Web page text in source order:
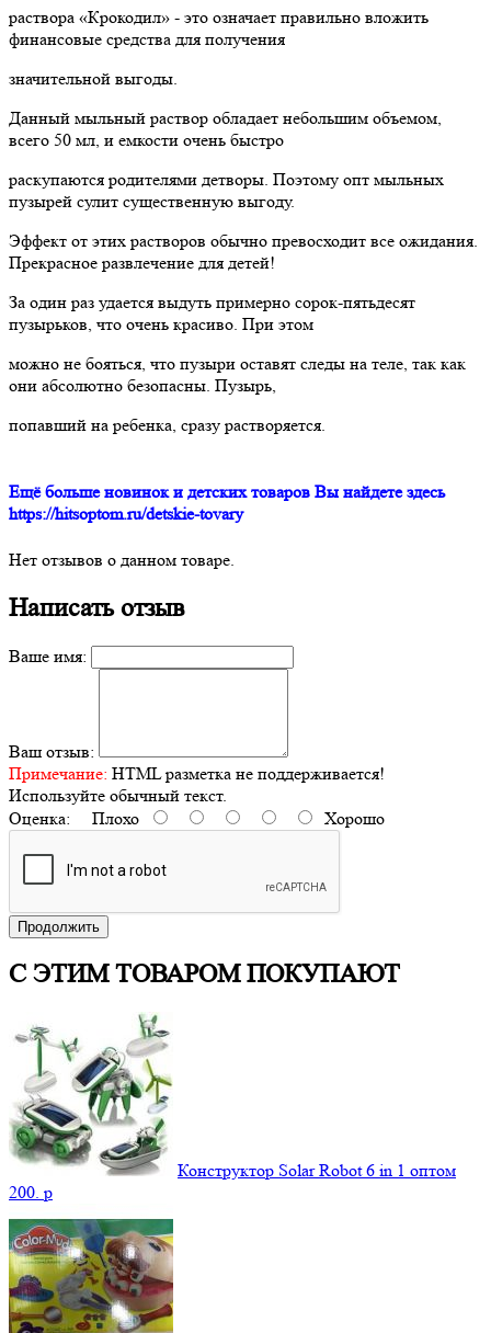
раствора «Крокодил» - это означает правильно вложить
финансовые средства для получения
значительной выгоды.
Данный мыльный раствор обладает небольшим объемом,
всего 50 мл, и емкости очень быстро
раскупаются родителями детворы. Поэтому опт мыльных
пузырей сулит существенную выгоду.
Эффект от этих растворов обычно превосходит все ожидания.
Прекрасное развлечение для детей!
За один раз удается выдуть примерно сорок-пятьдесят
пузырьков, что очень красиво. При этом
можно не бояться, что пузыри оставят следы на теле, так как
они абсолютно безопасны. Пузырь,
попавший на ребенка, сразу растворяется.
Ещё больше новинок и детских товаров Вы найдете здесь
https://hitsoptom.ru/detskie-tovary
Нет отзывов о данном товаре.
Написать отзыв
Ваше имя:
Ваш отзыв:
Примечание: HTML разметка не поддерживается!
Используйте обычный текст.
Оценка: Плохо Хорошо
Продолжить
С ЭТИМ ТОВАРОМ ПОКУПАЮТ
Конструктор Solar Robot 6 in 1 оптом
200. p